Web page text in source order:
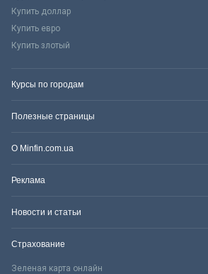
Купить доллар
Купить евро
Купить злотый
Курсы по городам
Полезные страницы
О Minfin.com.ua
Реклама
Новости и статьи
Страхование
Зеленая карта онлайн